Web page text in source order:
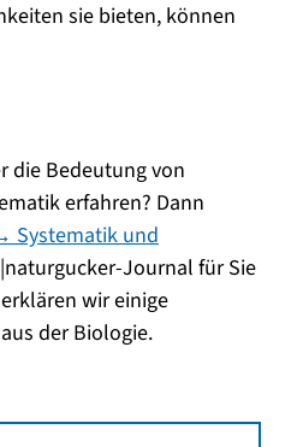
sie bieten, können
die Bedeutung von
erfahren? Dann
Systematik und
Journal für Sie
wir einige
der Biologie.